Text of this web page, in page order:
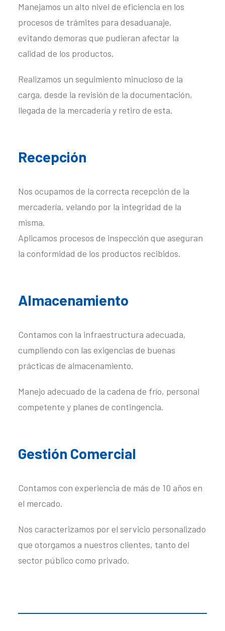
Manejamos un alto nivel de eficiencia en los
procesos de trámites para desaduanaje,
evitando demoras que pudieran afectar la
calidad de los productos.
Realizamos un seguimiento minucioso de la
carga, desde la revisión de la documentación,
llegada de la mercadería y retiro de esta.
Recepción
Nos ocupamos de la correcta recepción de la
mercadería, velando por la integridad de la
misma.
Aplicamos procesos de inspección que aseguran
la conformidad de los productos recibidos.
Almacenamiento
Contamos con la infraestructura adecuada,
cumpliendo con las exigencias de buenas
prácticas de almacenamiento.
Manejo adecuado de la cadena de frío, personal
competente y planes de contingencia.
Gestión Comercial
Contamos con experiencia de más de 10 años en
el mercado.
Nos caracterizamos por el servicio personalizado
que otorgamos a nuestros clientes, tanto del
sector público como privado.